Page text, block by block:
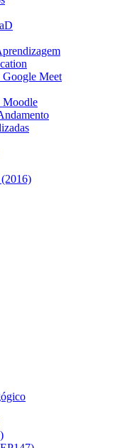
Google Meet
Moodle